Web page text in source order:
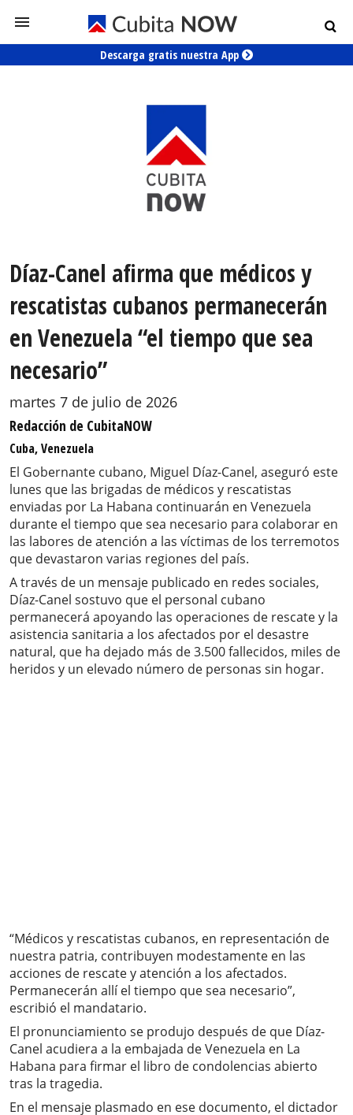
Descarga gratis nuestra App
Díaz-Canel afirma que médicos y
rescatistas cubanos permanecerán
en Venezuela “el tiempo que sea
necesario”
martes 7 de julio de 2026
Redacción de CubitaNOW
Cuba, Venezuela
El Gobernante cubano, Miguel Díaz-Canel, aseguró este
lunes que las brigadas de médicos y rescatistas
enviadas por La Habana continuarán en Venezuela
durante el tiempo que sea necesario para colaborar en
las labores de atención a las víctimas de los terremotos
que devastaron varias regiones del país.
A través de un mensaje publicado en redes sociales,
Díaz-Canel sostuvo que el personal cubano
permanecerá apoyando las operaciones de rescate y la
asistencia sanitaria a los afectados por el desastre
natural, que ha dejado más de 3.500 fallecidos, miles de
heridos y un elevado número de personas sin hogar.
“Médicos y rescatistas cubanos, en representación de
nuestra patria, contribuyen modestamente en las
acciones de rescate y atención a los afectados.
Permanecerán allí el tiempo que sea necesario”,
escribió el mandatario.
El pronunciamiento se produjo después de que Díaz-
Canel acudiera a la embajada de Venezuela en La
Habana para firmar el libro de condolencias abierto
tras la tragedia.
En el mensaje plasmado en ese documento, el dictador